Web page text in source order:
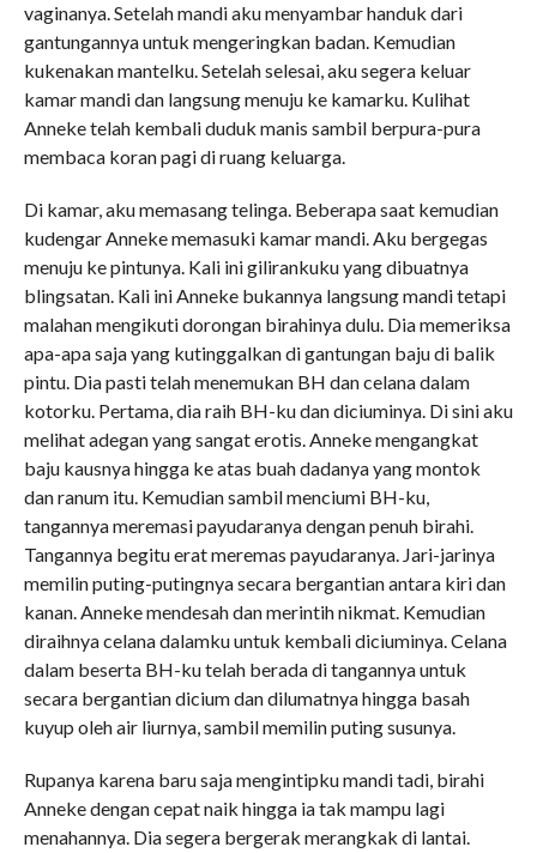
vaginanya. Setelah mandi aku menyambar handuk dari
gantungannya untuk mengeringkan badan. Kemudian
kukenakan mantelku. Setelah selesai, aku segera keluar
kamar mandi dan langsung menuju ke kamarku. Kulihat
Anneke telah kembali duduk manis sambil berpura-pura
membaca koran pagi di ruang keluarga.
Di kamar, aku memasang telinga. Beberapa saat kemudian
kudengar Anneke memasuki kamar mandi. Aku bergegas
menuju ke pintunya. Kali ini gilirankuku yang dibuatnya
blingsatan. Kali ini Anneke bukannya langsung mandi tetapi
malahan mengikuti dorongan birahinya dulu. Dia memeriksa
apa-apa saja yang kutinggalkan di gantungan baju di balik
pintu. Dia pasti telah menemukan BH dan celana dalam
kotorku. Pertama, dia raih BH-ku dan diciuminya. Di sini aku
melihat adegan yang sangat erotis. Anneke mengangkat
baju kausnya hingga ke atas buah dadanya yang montok
dan ranum itu. Kemudian sambil menciumi BH-ku,
tangannya meremasi payudaranya dengan penuh birahi.
Tangannya begitu erat meremas payudaranya. Jari-jarinya
memilin puting-putingnya secara bergantian antara kiri dan
kanan. Anneke mendesah dan merintih nikmat. Kemudian
diraihnya celana dalamku untuk kembali diciuminya. Celana
dalam beserta BH-ku telah berada di tangannya untuk
secara bergantian dicium dan dilumatnya hingga basah
kuyup oleh air liurnya, sambil memilin puting susunya.
Rupanya karena baru saja mengintipku mandi tadi, birahi
Anneke dengan cepat naik hingga ia tak mampu lagi
menahannya. Dia segera bergerak merangkak di lantai.